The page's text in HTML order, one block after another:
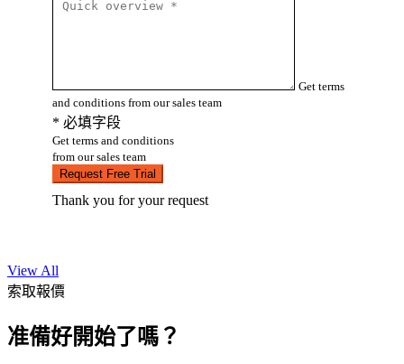
Get terms
and conditions from our sales team
* 必填字段
Get terms and conditions
from our sales team
Request Free Trial
Thank you for your request
View All
索取報價
准備好開始了嗎？